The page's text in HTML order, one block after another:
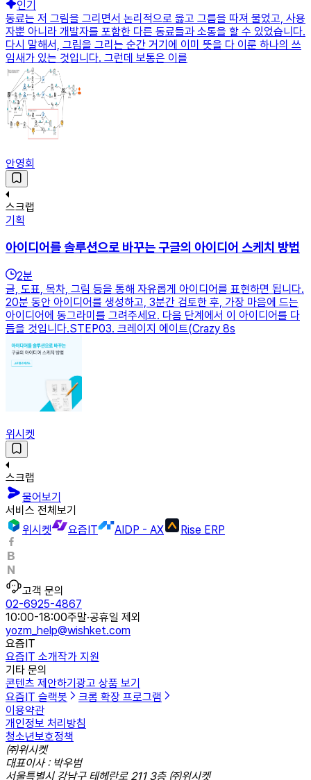
인기
동료는 저 그림을 그리면서 논리적으로 옳고 그름을 따져 물었고, 사용
자뿐 아니라 개발자를 포함한 다른 동료들과 소통을 할 수 있었습니다.
다시 말해서, 그림을 그리는 순간 거기에 이미 뜻을 다 이룬 하나의 쓰
임새가 있는 것입니다. 그런데 보통은 이를
안영회
스크랩
기획
아이디어를 솔루션으로 바꾸는 구글의 아이디어 스케치 방법
2분
글, 도표, 목차, 그림 등을 통해 자유롭게 아이디어를 표현하면 됩니다.
20분 동안 아이디어를 생성하고, 3분간 검토한 후, 가장 마음에 드는
아이디어에 동그라미를 그려주세요. 다음 단계에서 이 아이디어를 다
듬을 것입니다.STEP03. 크레이지 에이트(Crazy 8s
위시켓
스크랩
물어보기
서비스 전체보기
위시켓
요즘IT AIDP - AX Rise ERP
고객 문의
02-6925-4867
10:00-18:00주말·공휴일 제외
yozm_help@wishket.com
요즘IT
요즘IT 소개작가 지원
기타 문의
콘텐츠 제안하기 광고 상품 보기
요즘IT 슬랙봇
크롬 확장 프로그램
이용약관
개인정보 처리방침
청소년보호정책
㈜위시켓
대표이사 : 박우범
서울특별시 강남구 테헤란로 211 3층 ㈜위시켓